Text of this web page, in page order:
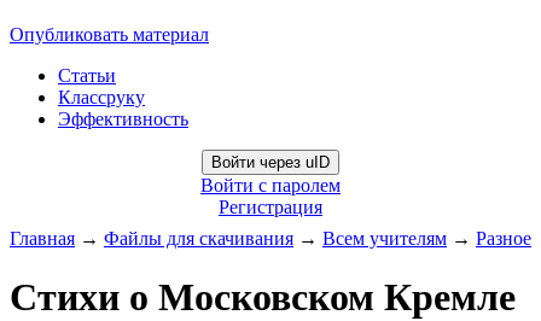
Опубликовать материал
Статьи
Классруку
Эффективность
Войти через uID
Войти с паролем
Регистрация
Главная → Файлы для скачивания → Всем учителям → Разное
Стихи о Московском Кремле